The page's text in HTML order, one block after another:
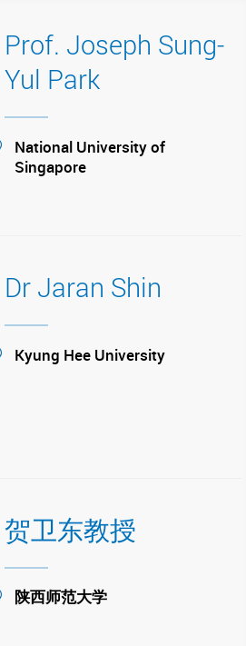
Prof. Joseph Sung-
Yul Park
Location
National University of
Singapore
Dr Jaran Shin
Location
Kyung Hee University
贺卫东教授
Location
陕西师范大学